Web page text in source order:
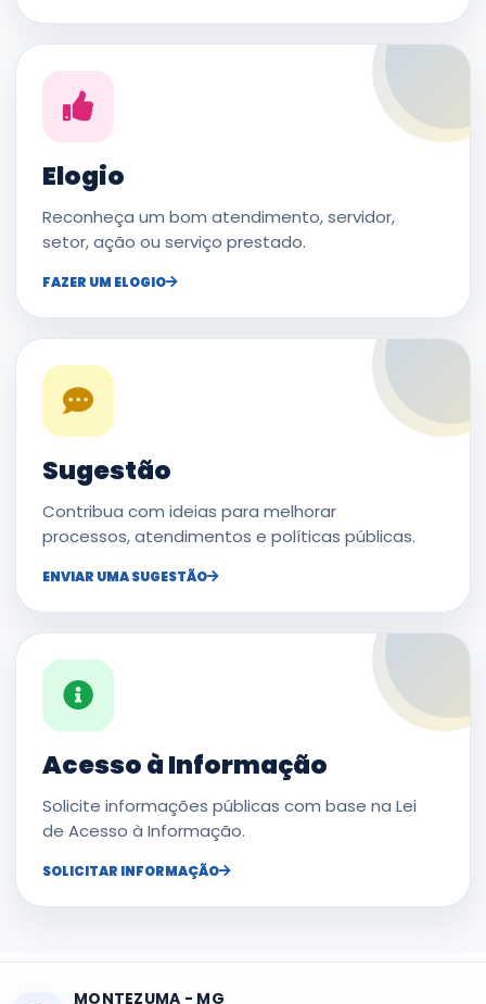
Elogio
Reconheça um bom atendimento, servidor,
setor, ação ou serviço prestado.
FAZER UM ELOGIO
Sugestão
Contribua com ideias para melhorar
processos, atendimentos e políticas públicas.
ENVIAR UMA SUGESTÃO
Acesso à Informação
Solicite informações públicas com base na Lei
de Acesso à Informação.
SOLICITAR INFORMAÇÃO
MONTEZUMA - MG